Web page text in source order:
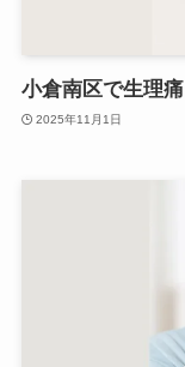
小倉南区で生理
2025年11月1日